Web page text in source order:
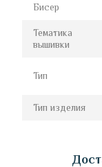
Бисер
Тематика
вышивки
Тип
Тип изделия